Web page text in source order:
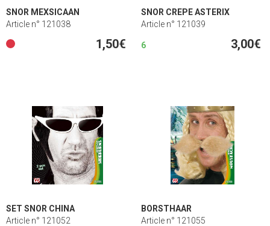
SNOR MEXSICAAN
Article n° 121038
1,50€
SNOR CREPE ASTERIX
Article n° 121039
6 3,00€
SET SNOR CHINA
Article n° 121052
BORSTHAAR
Article n° 121055